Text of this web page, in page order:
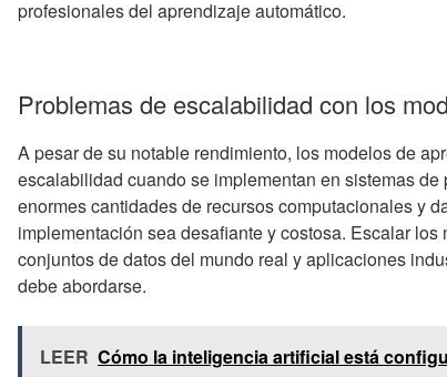
profesionales del aprendizaje automático.
Problemas de escalabilidad con los
A pesar de su notable rendimiento, los modelos de
escalabilidad cuando se implementan en sistemas
enormes cantidades de recursos computacionales y
implementación sea desafiante y costosa. Escalar
conjuntos de datos del mundo real y aplicaciones
debe abordarse.
LEER Cómo la inteligencia artificial está